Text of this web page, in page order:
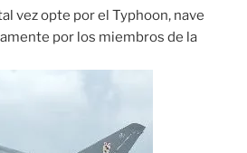
vez opte por el Typhoon, nave
por los miembros de la